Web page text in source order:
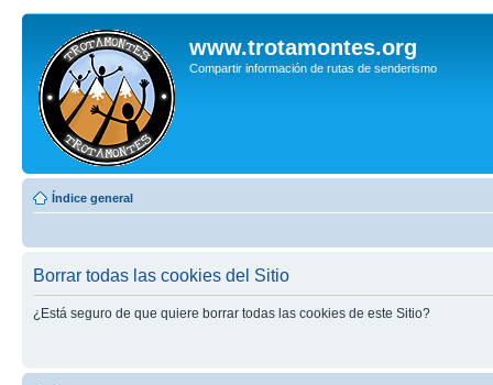
www.trotamontes.org
Compartir información de rutas de senderismo
Índice general
Borrar todas las cookies del Sitio
¿Está seguro de que quiere borrar todas las cookies de este Sitio?